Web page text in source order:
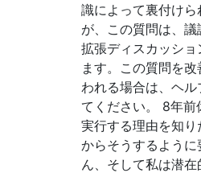
識によって裏付け
が、この質問は、
拡張ディスカッショ
ます。この質問を
われる場合は、ヘ
てください。 8年
実行する理由を知
からそうするよう
ん、そして私は潜